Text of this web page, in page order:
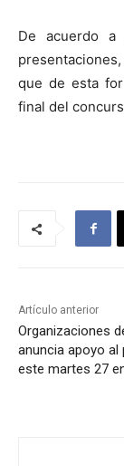
De acuerdo
que de esta
final del
Artículo anterior
Organizaciones
anuncia apoyo al
este martes 27